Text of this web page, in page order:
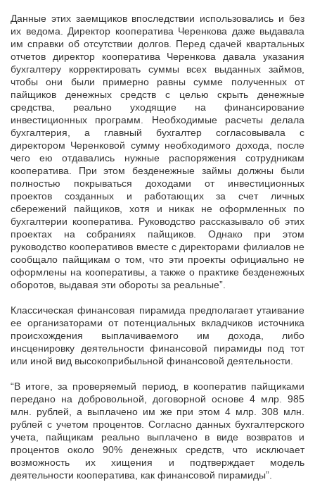
Данные этих заемщиков впоследствии использовались и без
их ведома. Директор кооператива Черенкова даже выдавала
им справки об отсутствии долгов. Перед сдачей квартальных
отчетов директор кооператива Черенкова давала указания
бухгалтеру корректировать суммы всех выданных займов,
чтобы они были примерно равны сумме полученных от
пайщиков денежных средств с целью скрыть денежные
средства, реально уходящие на финансирование
инвестиционных программ. Необходимые расчеты делала
бухгалтерия, а главный бухгалтер согласовывала с
директором Черенковой сумму необходимого дохода, после
чего ею отдавались нужные распоряжения сотрудникам
кооператива. При этом безденежные займы должны были
полностью покрываться доходами от инвестиционных
проектов созданных и работающих за счет личных
сбережений пайщиков, хотя и никак не оформленных по
бухгалтерии кооператива. Руководство рассказывало об этих
проектах на собраниях пайщиков. Однако при этом
руководство кооперативов вместе с директорами филиалов не
сообщало пайщикам о том, что эти проекты официально не
оформлены на кооперативы, а также о практике безденежных
оборотов, выдавая эти обороты за реальные”.
Классическая финансовая пирамида предполагает утаивание
ее организаторами от потенциальных вкладчиков источника
происхождения выплачиваемого им дохода, либо
инсценировку деятельности финансовой пирамиды под тот
или иной вид высокоприбыльной финансовой деятельности.
“В итоге, за проверяемый период, в кооператив пайщиками
передано на добровольной, договорной основе 4 млр. 985
млн. рублей, а выплачено им же при этом 4 млр. 308 млн.
рублей с учетом процентов. Согласно данных бухгалтерского
учета, пайщикам реально выплачено в виде возвратов и
процентов около 90% денежных средств, что исключает
возможность их хищения и подтверждает модель
деятельности кооператива, как финансовой пирамиды”.